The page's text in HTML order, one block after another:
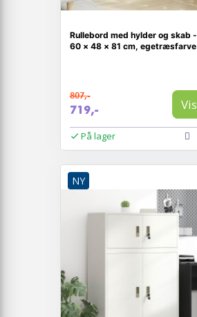
Rullebord med hylder og skab -
60 × 48 × 81 cm, egetræsfarve
807,-
719,- Vis
På lager
NY